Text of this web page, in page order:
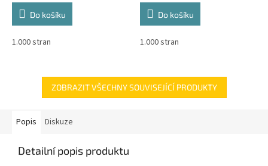
Do košíku
1.000 stran
Do košíku
1.000 stran
ZOBRAZIT VŠECHNY SOUVISEJÍCÍ PRODUKTY
Popis Diskuze
Detailní popis produktu